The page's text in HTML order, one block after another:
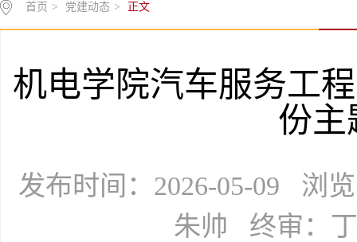
首页 > 党建动态 > 正文
机电学院汽车服务工
份主
发布时间：2026-05-09 浏
朱帅 终审：